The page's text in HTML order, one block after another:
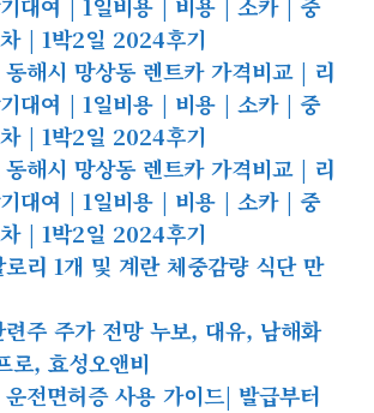
| 1박2일 2024후기
동해시 망상동 렌트카 가격비교 | 리
대여 | 1일비용 | 비용 | 소카 | 중
| 1박2일 2024후기
동해시 망상동 렌트카 가격비교 | 리
대여 | 1일비용 | 비용 | 소카 | 중
| 1박2일 2024후기
로리 1개 및 계란 체중감량 식단 만
련주 주가 전망 누보, 대유, 남해화
로, 효성오앤비
전면허증 사용 가이드| 발급부터